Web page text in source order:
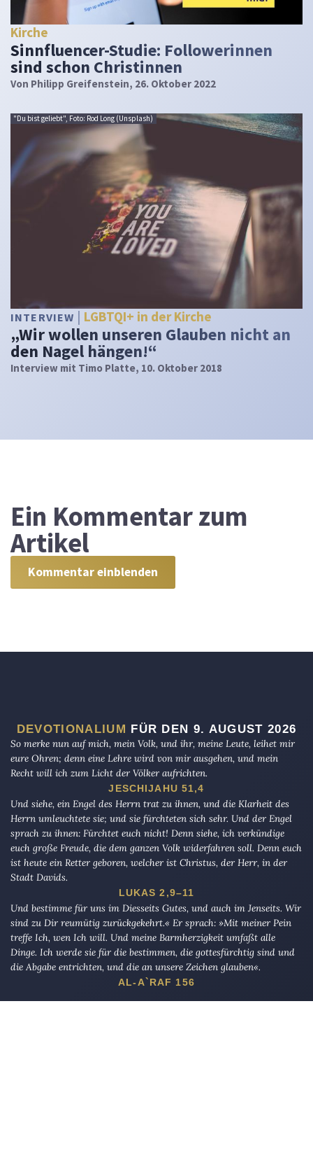
Kirche
Sinnfluencer-Studie: Followerinnen
sind schon Christinnen
Von Philipp Greifenstein, 26. Oktober 2022
"Du bist geliebt", Foto: Rod Long (Unsplash)
INTERVIEW LGBTQI+ in der Kirche
„Wir wollen unseren Glauben nicht an
den Nagel hängen!“
Interview mit Timo Platte, 10. Oktober 2018
Ein Kommentar zum
Artikel
Kommentar einblenden
DEVOTIONALIUM FÜR DEN 9. AUGUST 2026
So merke nun auf mich, mein Volk, und ihr, meine Leute, leihet mir
eure Ohren; denn eine Lehre wird von mir ausgehen, und mein
Recht will ich zum Licht der Völker aufrichten.
JESCHIJAHU 51,4
Und siehe, ein Engel des Herrn trat zu ihnen, und die Klarheit des
Herrn umleuchtete sie; und sie fürchteten sich sehr. Und der Engel
sprach zu ihnen: Fürchtet euch nicht! Denn siehe, ich verkündige
euch große Freude, die dem ganzen Volk widerfahren soll. Denn euch
ist heute ein Retter geboren, welcher ist Christus, der Herr, in der
Stadt Davids.
LUKAS 2,9–11
Und bestimme für uns im Diesseits Gutes, und auch im Jenseits. Wir
sind zu Dir reumütig zurückgekehrt.« Er sprach: »Mit meiner Pein
treffe Ich, wen Ich will. Und meine Barmherzigkeit umfaßt alle
Dinge. Ich werde sie für die bestimmen, die gottesfürchtig sind und
die Abgabe entrichten, und die an unsere Zeichen glauben«.
AL-A`RAF 156